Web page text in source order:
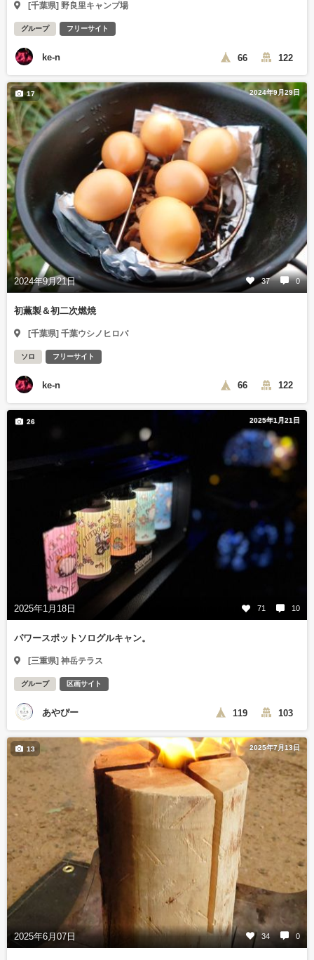
[千葉県] 野良里キャンプ場
グループ フリーサイト
ke-n 66 122
2024年9月29日
2024年9月21日 37 0
17
初薫製＆初二次燃焼
[千葉県] 千葉ウシノヒロバ
ソロ フリーサイト
ke-n 66 122
2025年1月21日
2025年1月18日 71 10
26
パワースポットソログルキャン。
[三重県] 神岳テラス
グループ 区画サイト
あやぴー 119 103
2025年7月13日
2025年6月07日 34 0
13